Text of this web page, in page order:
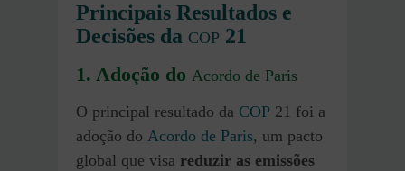
Principais Resultados e
Decisões da COP 21
1. Adoção do Acordo de Paris
O principal resultado da COP 21 foi a
adoção do Acordo de Paris, um pacto
global que visa reduzir as emissões